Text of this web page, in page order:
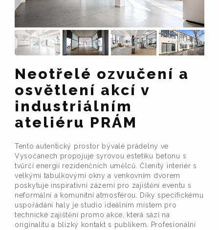
Neotřelé ozvučení a
osvětlení akcí v
industriálním
ateliéru PRÁM
Tento autentický prostor bývalé prádelny ve
Vysočanech propojuje syrovou estetiku betonu s
tvůrčí energií rezidenčních umělců. Členitý interiér s
velkými tabulkovými okny a venkovním dvorem
poskytuje inspirativní zázemí pro zajištění eventu s
neformální a komunitní atmosférou. Díky specifickému
uspořádání haly je studio ideálním místem pro
technické zajištění promo akce, která sází na
originalitu a blízký kontakt s publikem. Profesionální